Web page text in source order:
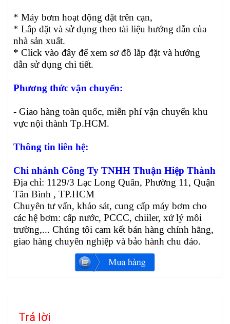
* Máy bơm hoạt động đặt trên cạn,
* Lắp đặt và sử dụng theo tài liệu hướng dẫn của
nhà sản xuất.
* Click vào đây để xem sơ đồ lắp đặt và hướng
dẫn sử dụng chi tiết.
Phương thức vận chuyển:
- Giao hàng toàn quốc, miễn phí vận chuyển khu
vực nội thành Tp.HCM.
Thông tin liên hệ:
Chi nhánh Công Ty TNHH Thuận Hiệp Thành
Địa chỉ: 1129/3 Lạc Long Quân, Phường 11, Quận
Tân Bình , TP.HCM
Chuyên tư vấn, khảo sát, cung cấp máy bơm cho
các hệ bơm: cấp nước, PCCC, chiiler, xử lý môi
trường,... Chúng tôi cam kết bán hàng chính hãng,
giao hàng chuyên nghiệp và bảo hành chu đáo.
Trả lời